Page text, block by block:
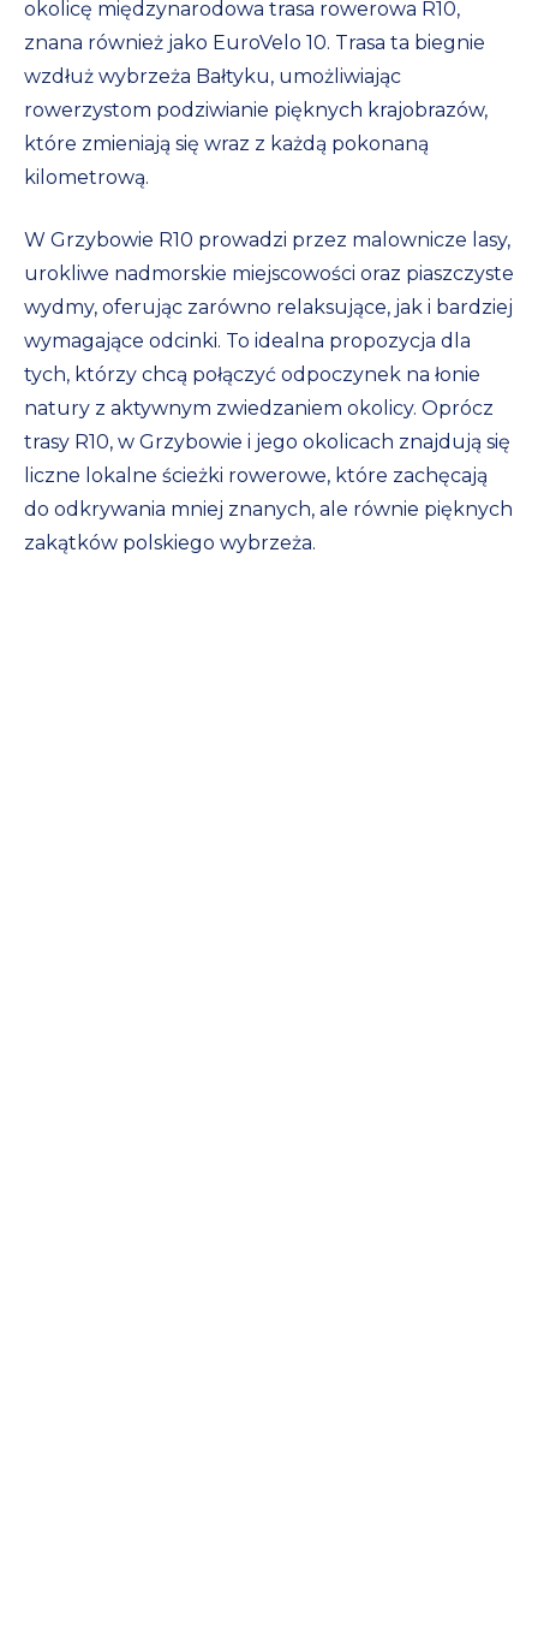
okolicę międzynarodowa trasa rowerowa R10,
znana również jako EuroVelo 10. Trasa ta biegnie
wzdłuż wybrzeża Bałtyku, umożliwiając
rowerzystom podziwianie pięknych krajobrazów,
które zmieniają się wraz z każdą pokonaną
kilometrową.
W Grzybowie R10 prowadzi przez malownicze lasy,
urokliwe nadmorskie miejscowości oraz piaszczyste
wydmy, oferując zarówno relaksujące, jak i bardziej
wymagające odcinki. To idealna propozycja dla
tych, którzy chcą połączyć odpoczynek na łonie
natury z aktywnym zwiedzaniem okolicy. Oprócz
trasy R10, w Grzybowie i jego okolicach znajdują się
liczne lokalne ścieżki rowerowe, które zachęcają
do odkrywania mniej znanych, ale równie pięknych
zakątków polskiego wybrzeża.